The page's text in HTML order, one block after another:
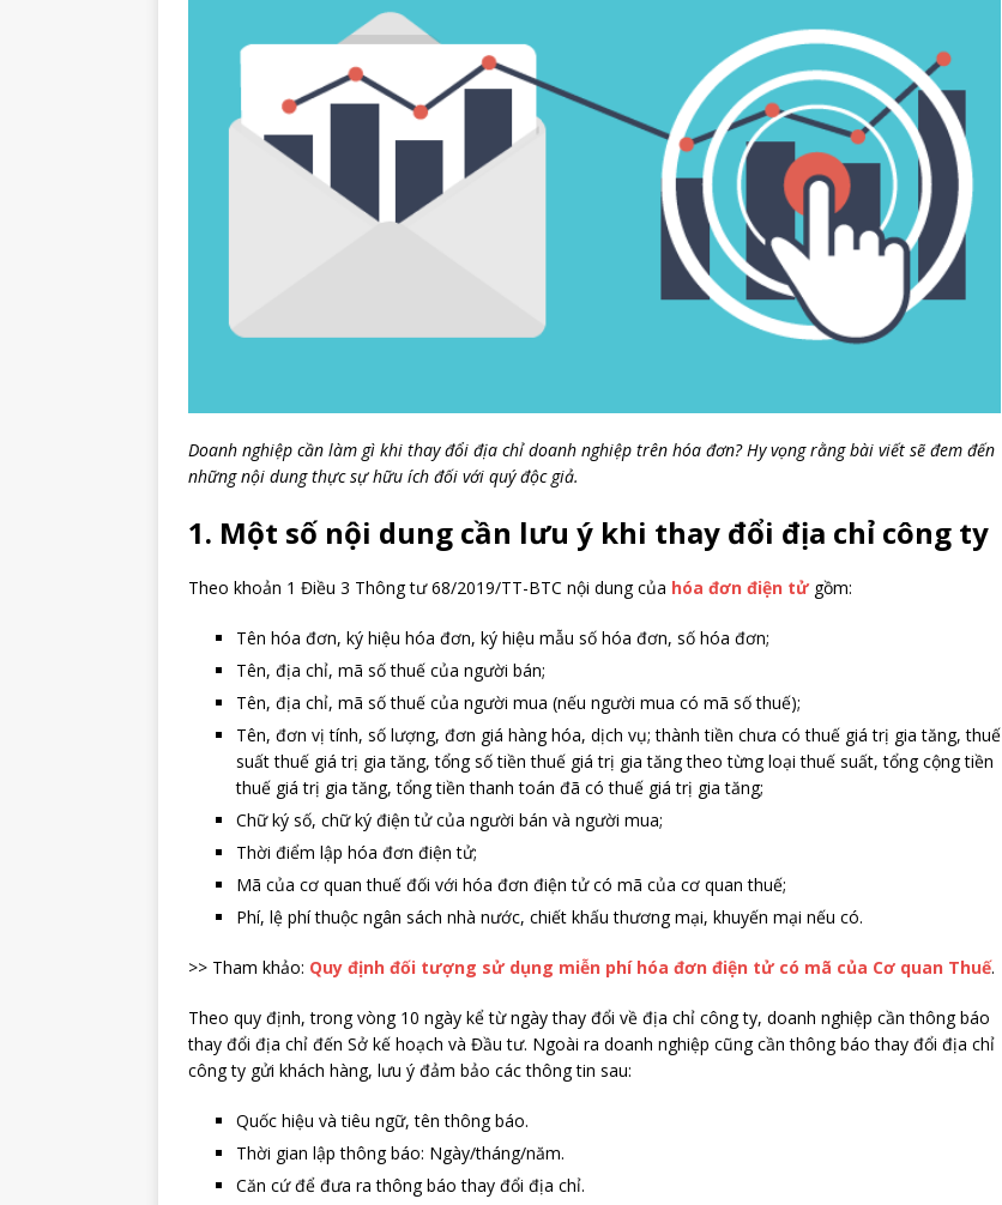
Doanh nghiệp cần làm gì khi thay đổi địa chỉ doanh nghiệp trên hóa đơn? Hy vọng rằng bài viết sẽ đem đến
những nội dung thực sự hữu ích đối với quý độc giả.
1. Một số nội dung cần lưu ý khi thay đổi địa chỉ công ty
Theo khoản 1 Điều 3 Thông tư 68/2019/TT-BTC nội dung của hóa đơn điện tửgồm:
Tên hóa đơn, ký hiệu hóa đơn, ký hiệu mẫu số hóa đơn, số hóa đơn;
Tên, địa chỉ, mã số thuế của người bán;
Tên, địa chỉ, mã số thuế của người mua (nếu người mua có mã số thuế);
Tên, đơn vị tính, số lượng, đơn giá hàng hóa, dịch vụ; thành tiền chưa có thuế giá trị gia tăng, thuế
suất thuế giá trị gia tăng, tổng số tiền thuế giá trị gia tăng theo từng loại thuế suất, tổng cộng tiền
thuế giá trị gia tăng, tổng tiền thanh toán đã có thuế giá trị gia tăng;
Chữ ký số, chữ ký điện tử của người bán và người mua;
Thời điểm lập hóa đơn điện tử;
Mã của cơ quan thuế đối với hóa đơn điện tử có mã của cơ quan thuế;
Phí, lệ phí thuộc ngân sách nhà nước, chiết khấu thương mại, khuyến mại nếu có.
>> Tham khảo: Quy định đối tượng sử dụng miễn phí hóa đơn điện tử có mã của Cơ quan Thuế.
Theo quy định, trong vòng 10 ngày kể từ ngày thay đổi về địa chỉ công ty, doanh nghiệp cần thông báo
thay đổi địa chỉ đến Sở kế hoạch và Đầu tư. Ngoài ra doanh nghiệp cũng cần thông báo thay đổi địa chỉ
công ty gửi khách hàng, lưu ý đảm bảo các thông tin sau:
Quốc hiệu và tiêu ngữ, tên thông báo.
Thời gian lập thông báo: Ngày/tháng/năm.
Căn cứ để đưa ra thông báo thay đổi địa chỉ.